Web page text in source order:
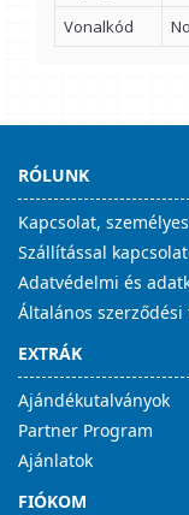
Vonalkód
RÓLUNK
Kapcsolat,
Szállítással
Adatvédelmi és
Általános
EXTRÁK
Ajándékutalványok
Partner Program
Ajánlatok
FIÓKOM